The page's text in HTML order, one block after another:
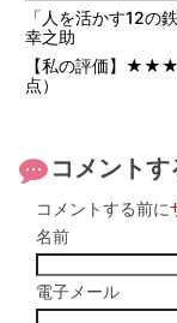
「人を活かす12の
幸之助
【私の評価】
点）
コメントす
コメントする前に
名前
電子メール